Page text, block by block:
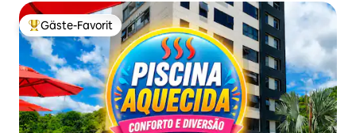
Beliebter Gäste-Favorit.
Gäste-Favorit